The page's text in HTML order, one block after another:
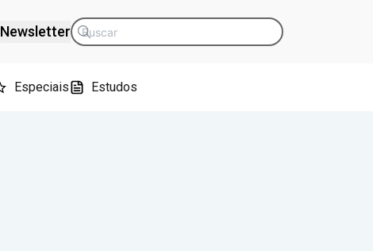
Newsletter
Especiais Estudos